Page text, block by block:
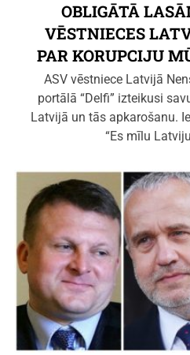
OBLIGĀTĀ
VĒSTNIECES
PAR KORUPCIJU
ASV vēstniece Latvijā
portālā “Delfi” izteikusi
Latvijā un tās apkarošanu.
“Es mīlu